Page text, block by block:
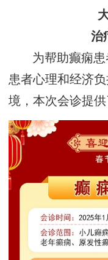
治
为帮助癫痫
患者心理和经济
境，本次会诊提供